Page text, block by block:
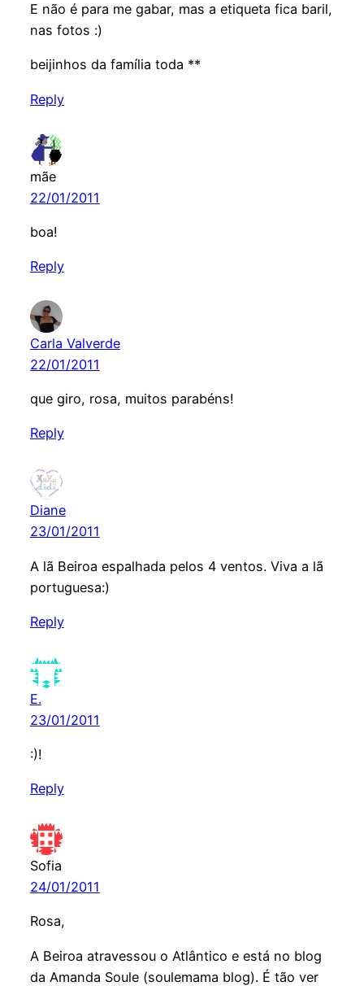
E não é para me gabar, mas a etiqueta fica baril,
nas fotos :)
beijinhos da família toda **
Reply
mãe
22/01/2011
boa!
Reply
Carla Valverde
22/01/2011
que giro, rosa, muitos parabéns!
Reply
Diane
23/01/2011
A lã Beiroa espalhada pelos 4 ventos. Viva a lã
portuguesa:)
Reply
E.
23/01/2011
:)!
Reply
Sofia
24/01/2011
Rosa,
A Beiroa atravessou o Atlântico e está no blog
da Amanda Soule (soulemama blog). É tão ver